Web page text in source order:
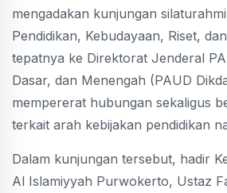
mengadakan kunjungan
Pendidikan, Kebudayaan, Riset,
tepatnya ke Direktorat Jenderal
Dasar, dan Menengah (PAUD
mempererat hubungan sekaligus
terkait arah kebijakan pendidikan
Dalam kunjungan tersebut, hadir
Al Islamiyyah Purwokerto, Ustaz